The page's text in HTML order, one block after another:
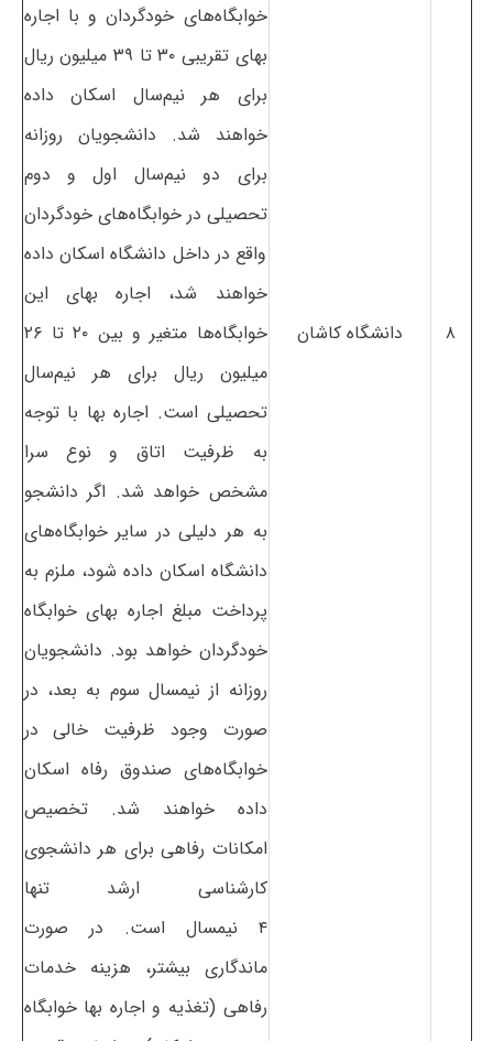
۸ دانشگاه کاشان
خوابگاه‌های خودگردان و با اجاره
بهای تقریبی ۳۰ تا ۳۹ میلیون ریال
برای هر نیم‌سال اسکان داده
خواهند شد. دانشجویان روزانه
برای دو نیم‌سال اول و دوم
تحصیلی در خوابگاه‌های خودگردان
واقع در داخل دانشگاه اسکان داده
خواهند شد، اجاره بهای این
خوابگاه‌ها متغیر و بین ۲۰ تا ۲۶
میلیون ریال برای هر نیم‌سال
تحصیلی است. اجاره بها با توجه
به ظرفیت اتاق و نوع سرا
مشخص خواهد شد. اگر دانشجو
به هر دلیلی در سایر خوابگاه‌های
دانشگاه اسکان داده شود، ملزم به
پرداخت مبلغ اجاره بهای خوابگاه
خودگردان خواهد بود. دانشجویان
روزانه از نیمسال سوم به بعد، در
صورت وجود ظرفیت خالی در
خوابگاه‌های صندوق رفاه اسکان
داده خواهند شد. تخصیص
امکانات رفاهی برای هر دانشجوی
کارشناسی ارشد تنها
۴ نیمسال است. در صورت
ماندگاری بیشتر، هزینه خدمات
رفاهی (تغذیه و اجاره بها خوابگاه